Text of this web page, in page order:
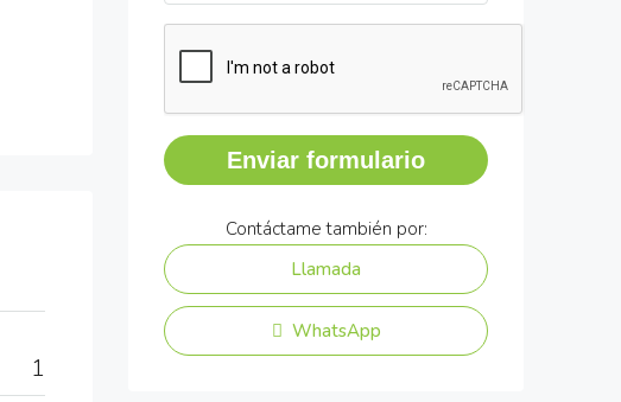
1
Enviar formulario
Contáctame también por:
Llamada
WhatsApp